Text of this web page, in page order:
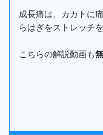
成長痛は、カカトに
らはぎをストレッチ
こちらの解説動画も